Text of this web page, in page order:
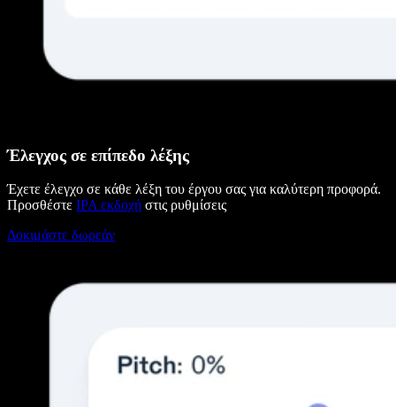
Έλεγχος σε επίπεδο λέξης
Έχετε έλεγχο σε κάθε λέξη του έργου σας για καλύτερη προφορά.
Προσθέστε IPA εκδοχή στις ρυθμίσεις
Δοκιμάστε δωρεάν